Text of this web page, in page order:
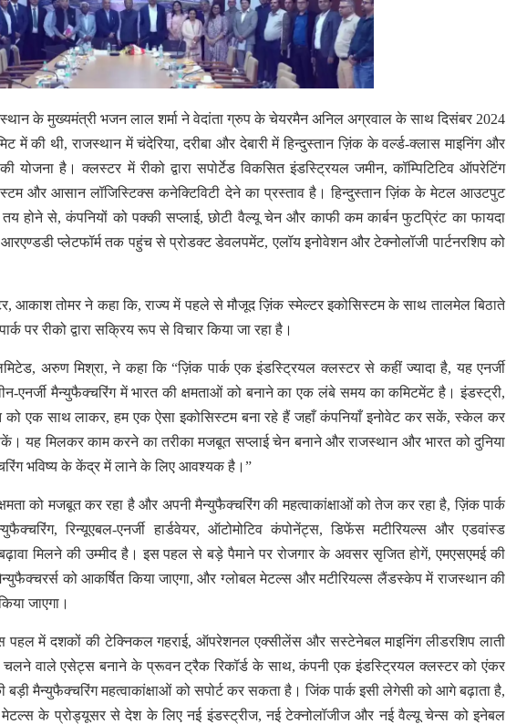
के मुख्यमंत्री भजन लाल शर्मा ने वेदांता ग्रुप के चेयरमैन अनिल अग्रवाल के साथ दिसंबर 2024
में की थी, राजस्थान में चंदेरिया, दरीबा और देबारी में हिन्दुस्तान ज़िंक के वर्ल्ड-क्लास माइनिंग और
है। क्लस्टर में रीको द्वारा सपोर्टेड विकसित इंडस्ट्रियल जमीन, कॉम्पिटिटिव ऑपरेटिंग
और आसान लॉजिस्टिक्स कनेक्टिविटी देने का प्रस्ताव है। हिन्दुस्तान ज़िंक के मेटल आउटपुट
होने से, कंपनियों को पक्की सप्लाई, छोटी वैल्यू चेन और काफी कम कार्बन फुटप्रिंट का फायदा
प्लेटफॉर्म तक पहुंच से प्रोडक्ट डेवलपमेंट, एलॉय इनोवेशन और टेक्नोलॉजी पार्टनरशिप को
आकाश तोमर ने कहा कि, राज्य में पहले से मौजूद ज़िंक स्मेल्टर इकोसिस्टम के साथ तालमेल बिठाते
पर रीको द्वारा सक्रिय रूप से विचार किया जा रहा है।
अरुण मिश्रा, ने कहा कि “ज़िंक पार्क एक इंडस्ट्रियल क्लस्टर से कहीं ज्यादा है, यह एनर्जी
एनर्जी मैन्युफैक्चरिंग में भारत की क्षमताओं को बनाने का एक लंबे समय का कमिटमेंट है। इंडस्ट्री,
को एक साथ लाकर, हम एक ऐसा इकोसिस्टम बना रहे हैं जहाँ कंपनियाँ इनोवेट कर सकें, स्केल कर
यह मिलकर काम करने का तरीका मजबूत सप्लाई चेन बनाने और राजस्थान और भारत को दुनिया
भविष्य के केंद्र में लाने के लिए आवश्यक है।”
को मजबूत कर रहा है और अपनी मैन्युफैक्चरिंग की महत्वाकांक्षाओं को तेज कर रहा है, ज़िंक पार्क
रिन्यूएबल-एनर्जी हार्डवेयर, ऑटोमोटिव कंपोनेंट्स, डिफेंस मटीरियल्स और एडवांस्ड
मिलने की उम्मीद है। इस पहल से बड़े पैमाने पर रोजगार के अवसर सृजित होगें, एमएसएमई की
को आकर्षित किया जाएगा, और ग्लोबल मेटल्स और मटीरियल्स लैंडस्केप में राजस्थान की
जाएगा।
पहल में दशकों की टेक्निकल गहराई, ऑपरेशनल एक्सीलेंस और सस्टेनेबल माइनिंग लीडरशिप लाती
वाले एसेट्स बनाने के प्रूवन ट्रैक रिकॉर्ड के साथ, कंपनी एक इंडस्ट्रियल क्लस्टर को एंकर
मैन्युफैक्चरिंग महत्वाकांक्षाओं को सपोर्ट कर सकता है। जिंक पार्क इसी लेगेसी को आगे बढ़ाता है,
मेटल्स के प्रोड्यूसर से देश के लिए नई इंडस्ट्रीज, नई टेक्नोलॉजीज और नई वैल्यू चेन्स को इनेबल